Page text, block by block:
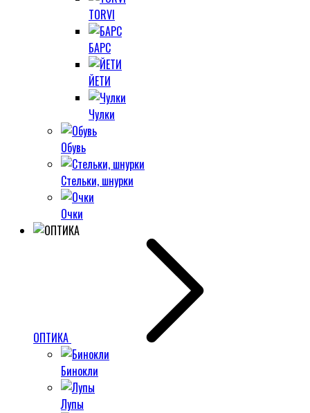
TORVI
БАРС
ЙЕТИ
Чулки
Обувь
Стельки, шнурки
Очки
ОПТИКА
Бинокли
Лупы